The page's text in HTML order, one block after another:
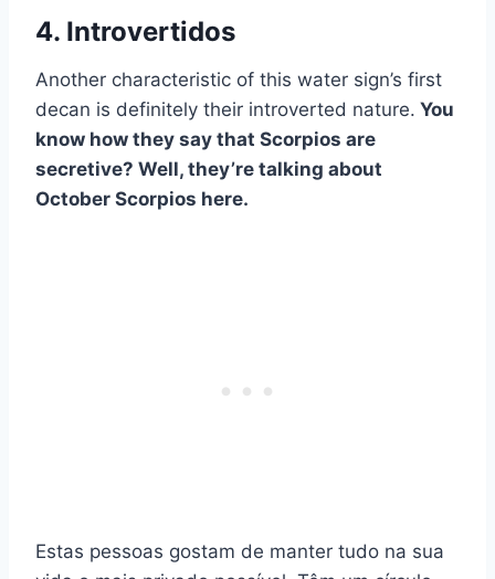
4. Introvertidos
Another characteristic of this water sign’s first
decan is definitely their introverted nature. You
know how they say that Scorpios are
secretive? Well, they’re talking about
October Scorpios here.
Estas pessoas gostam de manter tudo na sua